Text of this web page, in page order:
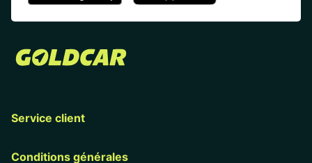
Service client
Conditions générales